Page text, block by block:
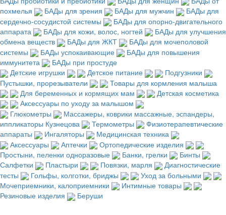
похмелья
БАДы для зрения БАДы для мужчин
БАДы для
сердечно-сосудистой системы
БАДы для опорно-двигательного
аппарата
БАДы для кожи, волос, ногтей
БАДы для улучшения
обмена веществ
БАДы для ЖКТ
БАДы для мочеполовой
системы
БАДы успокаивающие
БАДы для повышения
иммунитета
БАДы при простуде
Детские игрушки
Детское питание
Подгузники
Пустышки, прорезыватели
Товары для кормления малыша
Для беременных и кормящих мам
Детская косметика
Аксессуары по уходу за малышом
Глюкометры
Массажеры, коврики массажные, эспандеры,
иппликаторы Кузнецова
Термометры
Физиотерапевтические
аппараты
Ингаляторы
Медицинская техника
Аксессуары
Аптечки
Ортопедические изделия
Простыни, пеленки одноразовые
Банки, грелки
Бинты
Салфетки
Пластыри Повязки, марля
Диагностические
тесты
Гольфы, колготки, бриджы
Уход за больными
Мочеприемники, калоприемники
Интимные товары
Резиновые изделия
Беруши